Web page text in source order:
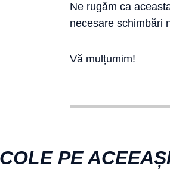
Ne rugăm ca
necesare schimbări
Vă mulțumim!
PE